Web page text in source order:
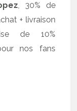
, 30% de
+ livraison
de 10%
nos fans